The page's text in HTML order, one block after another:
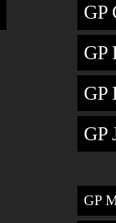
GP
GP
GP
GP
GP